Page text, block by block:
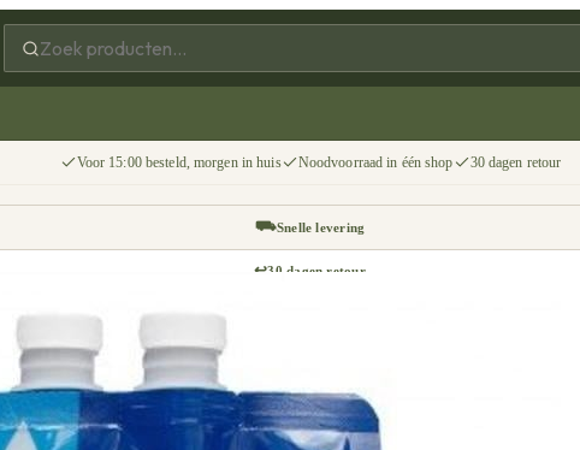
Voor 15:00 besteld, morgen in huis Noodvoorraad in één shop 30 dagen retour
⛟Snelle levering
↩30 dagen retour